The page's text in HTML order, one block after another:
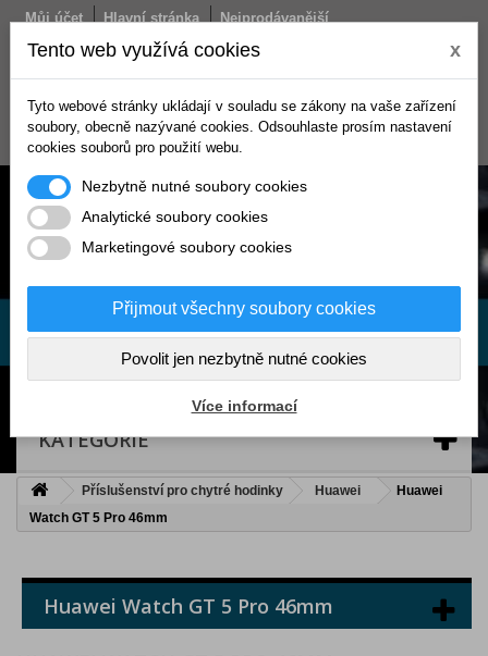
Můj účet Hlavní stránka
Nejprodávanější
Obchodní podmínky
Doprava
Košík (prázdný)
KATEGORIE
Příslušenství pro chytré hodinky Huawei
Huawei
Watch GT 5 Pro 46mm
Huawei Watch GT 5 Pro 46mm
Tento web využívá cookies x
Tyto webové stránky ukládají v souladu se zákony na vaše zařízení
soubory, obecně nazývané cookies. Odsouhlaste prosím nastavení
cookies souborů pro použití webu.
Nezbytně nutné soubory cookies
Analytické soubory cookies
Marketingové soubory cookies
Přijmout všechny soubory cookies
Povolit jen nezbytně nutné cookies
Více informací